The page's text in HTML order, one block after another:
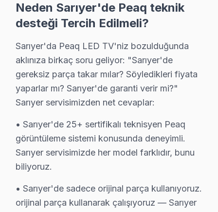
Pınar'de Peaq TV ekran değişimi gerekebilir mi?
Pınar Peaq Anakart Tamiri →
Poligon Peaq Servis
Poligon bölgesindeki Peaq kullanıcıları için haftanın 7
Sarıyer TV Servis Merkezi →
Ptt Evleri Peaq Servis
Ptt Evleri Peaq Anakart Tamiri →
Reşitpaşa Peaq Servis
Reşitpaşa bölgesindeki Peaq kullanıcıları için haftanın 7
Rumelifeneri Peaq Servis
Neden Sarıyer'de Peaq teknik
desteği Tercih Edilmeli?
Sarıyer'da Peaq LED TV'niz bozulduğunda
aklınıza birkaç soru geliyor: "Sarıyer'de
gereksiz parça takar mılar? Söyledikleri fiyata
yaparlar mı? Sarıyer'de garanti verir mi?"
Sarıyer servisimizden net cevaplar:
• Sarıyer'de 25+ sertifikalı teknisyen Peaq
görüntüleme sistemi konusunda deneyimli.
Sarıyer servisimizde her model farklıdır, bunu
biliyoruz.
• Sarıyer'de sadece orijinal parça kullanıyoruz.
orijinal parça kullanarak çalışıyoruz — Sarıyer